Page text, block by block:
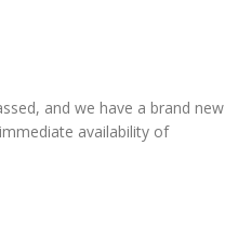
and we have a brand new
availability of